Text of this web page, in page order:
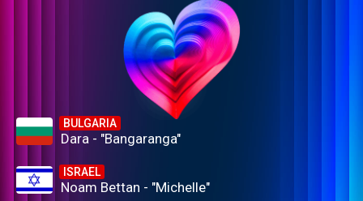
BULGARIA
Dara - "Bangaranga"
ISRAEL
Noam Bettan - "Michelle"